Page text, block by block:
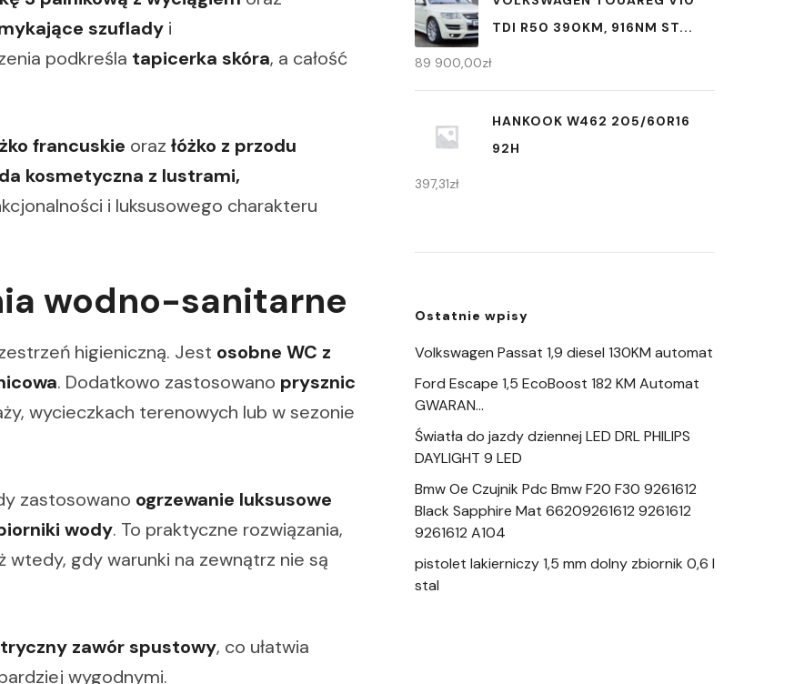
szuflady i
podkreśla tapicerka skóra, a całość
francuskie oraz łóżko z przodu
kosmetyczna z lustrami,
i luksusowego charakteru
wodno-sanitarne
higieniczną. Jest osobne WC z
. Dodatkowo zastosowano prysznic
wycieczkach terenowych lub w sezonie
zastosowano ogrzewanie luksusowe
wody. To praktyczne rozwiązania,
gdy warunki na zewnątrz nie są
zawór spustowy, co ułatwia
wygodnymi.
TDI R50 390KM, 916NM ST...
89 900,00zł
HANKOOK W462 205/60R16
92H
397,31zł
Ostatnie wpisy
Volkswagen Passat 1,9 diesel 130KM automat
Ford Escape 1,5 EcoBoost 182 KM Automat
GWARAN…
Światła do jazdy dziennej LED DRL PHILIPS
DAYLIGHT 9 LED
Bmw Oe Czujnik Pdc Bmw F20 F30 9261612
Black Sapphire Mat 66209261612 9261612
9261612 A104
pistolet lakierniczy 1,5 mm dolny zbiornik 0,6 l
stal